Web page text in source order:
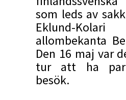
som leds av
Eklund-
allombekanta
Den 16 maj var
tur att ha
besök.